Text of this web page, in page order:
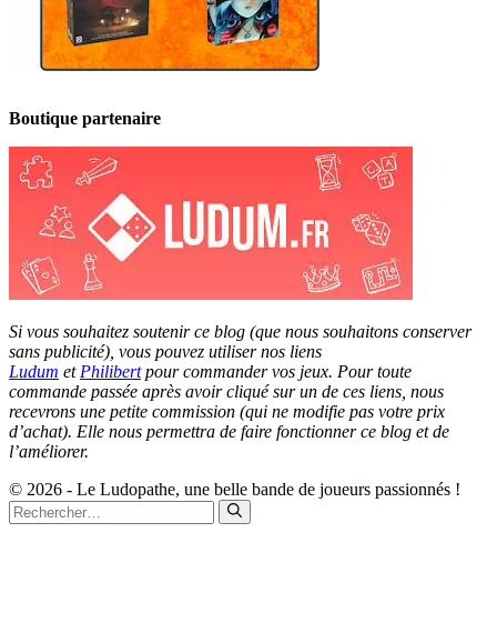
Boutique partenaire
Si vous souhaitez soutenir ce blog (que nous souhaitons conserver
sans publicité), vous pouvez utiliser nos liens
Ludum et Philibertpour commander vos jeux. Pour toute
commande passée après avoir cliqué sur un de ces liens, nous
recevrons une petite commission (qui ne modifie pas votre prix
d’achat). Elle nous permettra de faire fonctionner ce blog et de
l’améliorer.
© 2026 - Le Ludopathe, une belle bande de joueurs passionnés !
Rechercher :